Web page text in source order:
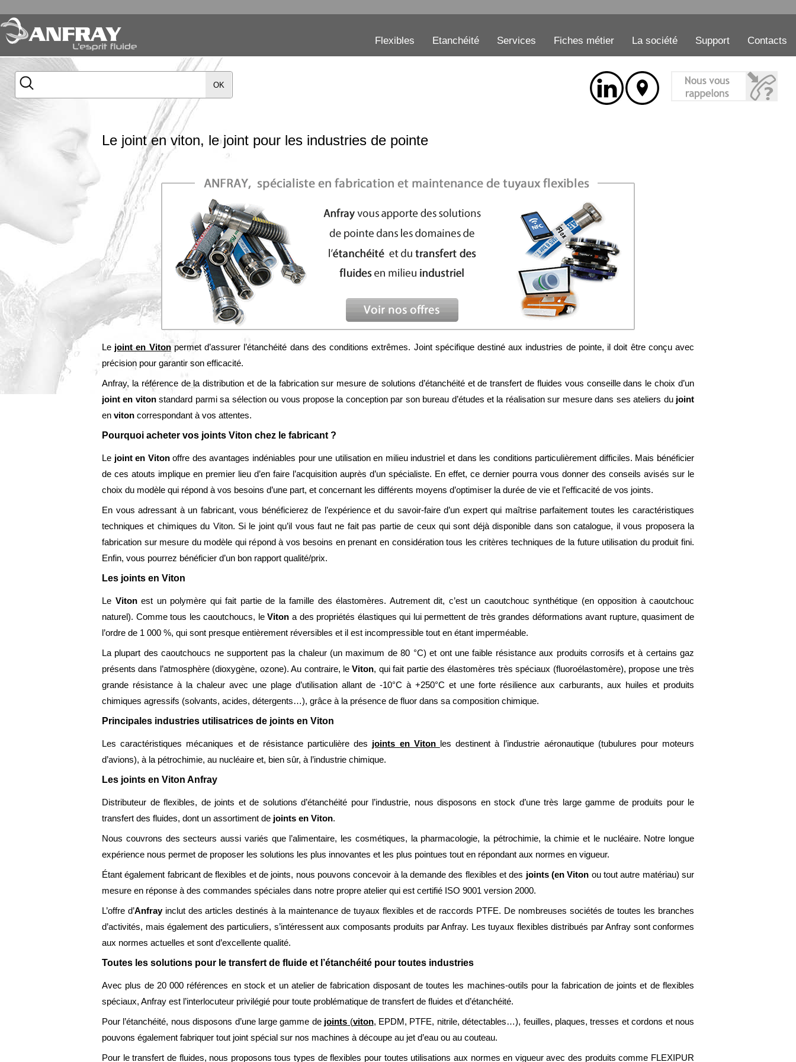
Flexibles Etanchéité Services Fiches métier La société Support Contacts
OK
Le joint en viton, le joint pour les industries de pointe
Le joint en Vitonpermet d’assurer l’étanchéité dans des conditions extrêmes. Joint spécifique destiné aux industries de pointe, il doit être conçu avec
précision pour garantir son efficacité.
Anfray, la référence de la distribution et de la fabrication sur mesure de solutions d’étanchéité et de transfert de fluides vous conseille dans le choix d’un
joint en vitonstandard parmi sa sélection ou vous propose la conception par son bureau d’études et la réalisation sur mesure dans ses ateliers dujoint
en viton correspondant à vos attentes.
Pourquoi acheter vos joints Viton chez le fabricant ?
Le joint en Vitonoffre des avantages indéniables pour une utilisation en milieu industriel et dans les conditions particulièrement difficiles. Mais bénéficier
de ces atouts implique en premier lieu d’en faire l’acquisition auprès d’un spécialiste. En effet, ce dernier pourra vous donner des conseils avisés sur le
choix du modèle qui répond à vos besoins d’une part, et concernant les différents moyens d’optimiser la durée de vie et l’efficacité de vos joints.
En vous adressant à un fabricant, vous bénéficierez de l’expérience et du savoir-faire d’un expert qui maîtrise parfaitement toutes les caractéristiques
techniques et chimiques du Viton. Si le joint qu’il vous faut ne fait pas partie de ceux qui sont déjà disponible dans son catalogue, il vous proposera la
fabrication sur mesure du modèle qui répond à vos besoins en prenant en considération tous les critères techniques de la future utilisation du produit fini.
Enfin, vous pourrez bénéficier d’un bon rapport qualité/prix.
Les joints en Viton
Le Viton est un polymère qui fait partie de la famille des élastomères. Autrement dit, c’est un caoutchouc synthétique (en opposition à caoutchouc
naturel). Comme tous les caoutchoucs, leVitona des propriétés élastiques qui lui permettent de très grandes déformations avant rupture, quasiment de
l’ordre de 1 000 %, qui sont presque entièrement réversibles et il est incompressible tout en étant imperméable.
La plupart des caoutchoucs ne supportent pas la chaleur (un maximum de 80 °C) et ont une faible résistance aux produits corrosifs et à certains gaz
présents dans l’atmosphère (dioxygène, ozone). Au contraire, leViton, qui fait partie des élastomères très spéciaux (fluoroélastomère), propose une très
grande résistance à la chaleur avec une plage d’utilisation allant de -10°C à +250°C et une forte résilience aux carburants, aux huiles et produits
chimiques agressifs (solvants, acides, détergents…), grâce à la présence de fluor dans sa composition chimique.
Principales industries utilisatrices de joints en Viton
Les caractéristiques mécaniques et de résistance particulière des joints en Viton les destinent à l’industrie aéronautique (tubulures pour moteurs
d’avions), à la pétrochimie, au nucléaire et, bien sûr, à l’industrie chimique.
Les joints en Viton Anfray
Distributeur de flexibles, de joints et de solutions d’étanchéité pour l’industrie, nous disposons en stock d’une très large gamme de produits pour le
transfert des fluides, dont un assortiment de joints en Viton.
Nous couvrons des secteurs aussi variés que l’alimentaire, les cosmétiques, la pharmacologie, la pétrochimie, la chimie et le nucléaire. Notre longue
expérience nous permet de proposer les solutions les plus innovantes et les plus pointues tout en répondant aux normes en vigueur.
Étant également fabricant de flexibles et de joints, nous pouvons concevoir à la demande des flexibles et des joints (en Viton ou tout autre matériau) sur
mesure en réponse à des commandes spéciales dans notre propre atelier qui est certifié ISO 9001 version 2000.
L’offre d’Anfrayinclut des articles destinés à la maintenance de tuyaux flexibles et de raccords PTFE. De nombreuses sociétés de toutes les branches
d’activités, mais également des particuliers, s’intéressent aux composants produits par Anfray. Les tuyaux flexibles distribués par Anfray sont conformes
aux normes actuelles et sont d’excellente qualité.
Toutes les solutions pour le transfert de fluide et l’étanchéité pour toutes industries
Avec plus de 20 000 références en stock et un atelier de fabrication disposant de toutes les machines-outils pour la fabrication de joints et de flexibles
spéciaux, Anfray est l’interlocuteur privilégié pour toute problématique de transfert de fluides et d’étanchéité.
Pour l’étanchéité, nous disposons d’une large gamme de joints (viton, EPDM, PTFE, nitrile, détectables…), feuilles, plaques, tresses et cordons et nous
pouvons également fabriquer tout joint spécial sur nos machines à découpe au jet d’eau ou au couteau.
Pour le transfert de fluides, nous proposons tous types de flexibles pour toutes utilisations aux normes en vigueur avec des produits comme FLEXIPUR